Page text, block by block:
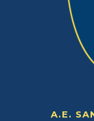
A.E.